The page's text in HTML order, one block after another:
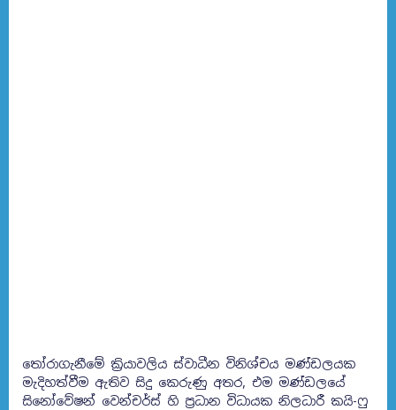
තෝරාගැනීමේ ක්‍රියාවලිය ස්වාධීන විනිශ්චය මණ්ඩලයක
මැදිහත්වීම ඇතිව සිදු කෙරුණු අතර, එම මණ්ඩලයේ
සිනෝවේෂන් වෙන්චර්ස් හි ප්‍රධාන විධායක නිලධාරී කයි-ෆු